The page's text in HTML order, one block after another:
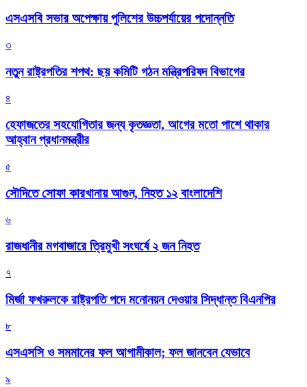
এসএসবি সভার অপেক্ষায় পুলিশের উচ্চপর্যায়ের পদোন্নতি
৩
নতুন রাষ্ট্রপতির শপথ: ছয় কমিটি গঠন মন্ত্রিপরিষদ বিভাগের
৪
হেফাজতের সহযোগিতার জন্য কৃতজ্ঞতা, আগের মতো পাশে থাকার
আহ্বান প্রধানমন্ত্রীর
৫
সৌদিতে সোফা কারখানায় আগুন, নিহত ১২ বাংলাদেশি
৬
রাজধানীর মগবাজারে ত্রিমুখী সংঘর্ষে ২ জন নিহত
৭
মির্জা ফখরুলকে রাষ্ট্রপতি পদে মনোনয়ন দেওয়ার সিদ্ধান্ত বিএনপির
৮
এসএসসি ও সমমানের ফল আগামীকাল; ফল জানবেন যেভাবে
৯